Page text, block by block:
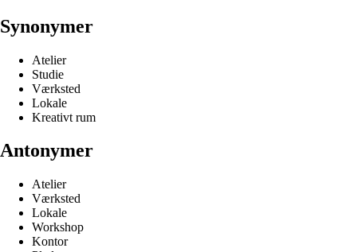
Synonymer
Atelier
Studie
Værksted
Lokale
Kreativt rum
Antonymer
Atelier
Værksted
Lokale
Workshop
Kontor